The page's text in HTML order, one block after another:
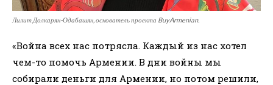
Лилит Долкарян-Одабашян, основатель проекта BuyArmenian.
«Война всех нас потрясла. Каждый из нас хотел
чем-то помочь Армении. В дни войны мы
собирали деньги для Армении, но потом решили,